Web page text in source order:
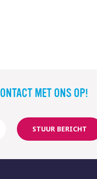
MET ONS OP!
STUUR BERICHT